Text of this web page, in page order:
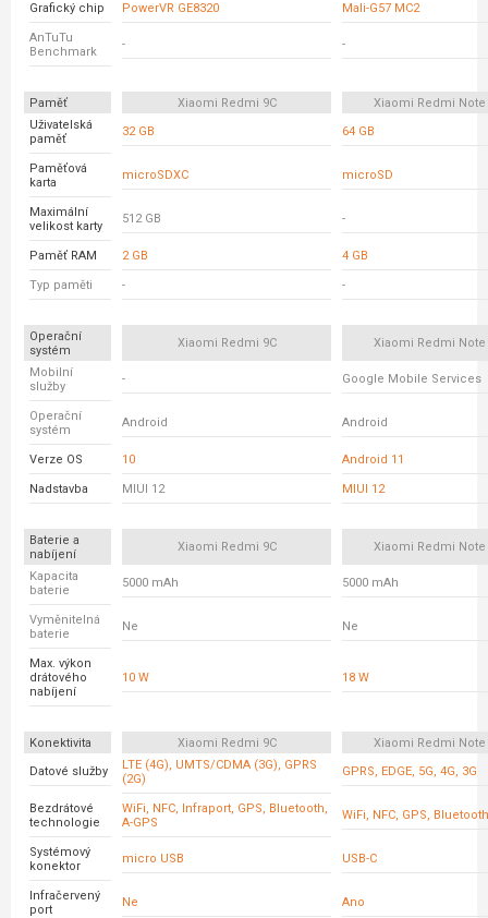
Grafický chip PowerVR GE8320 Mali-G57 MC2
AnTuTu
Benchmark
- -
Paměť Xiaomi Redmi 9C
Xiaomi Redmi Note
Uživatelská
paměť
32 GB 64 GB
Paměťová
karta
microSDXC microSD
Maximální
velikost karty
512 GB -
Paměť RAM 2 GB 4 GB
Typ paměti - -
Operační
systém
Xiaomi Redmi 9C Xiaomi Redmi Note
Mobilní
služby
- Google Mobile Services
Operační
systém
Android Android
Verze OS 10 Android 11
Nadstavba MIUI 12 MIUI 12
Baterie a
nabíjení
Xiaomi Redmi 9C Xiaomi Redmi Note
Kapacita
baterie
5000 mAh 5000 mAh
Vyměnitelná
baterie
Ne Ne
Max. výkon
drátového
nabíjení
10 W 18 W
Konektivita Xiaomi Redmi 9C
Xiaomi Redmi Note
Datové služby
LTE (4G), UMTS/CDMA (3G), GPRS
(2G)
GPRS, EDGE, 5G, 4G, 3G
Bezdrátové
technologie
WiFi, NFC, Infraport, GPS, Bluetooth,
A-GPS
WiFi, NFC, GPS, Bluetooth
Systémový
konektor
micro USB USB-C
Infračervený
port
Ne Ano